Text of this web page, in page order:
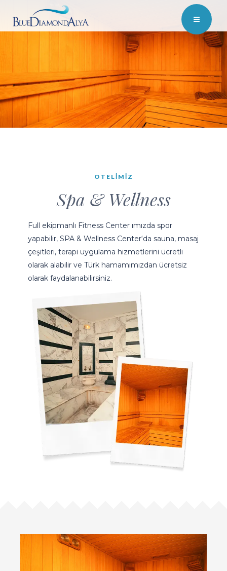
OTELIMIZ
Spa & Wellness
Full ekipmanlı Fitness Center ımızda spor
yapabilir, SPA & Wellness Center‘da sauna, masaj
çeşitleri, terapi uygulama hizmetlerini ücretli
olarak alabilir ve Türk hamamımızdan ücretsiz
olarak faydalanabilirsiniz.